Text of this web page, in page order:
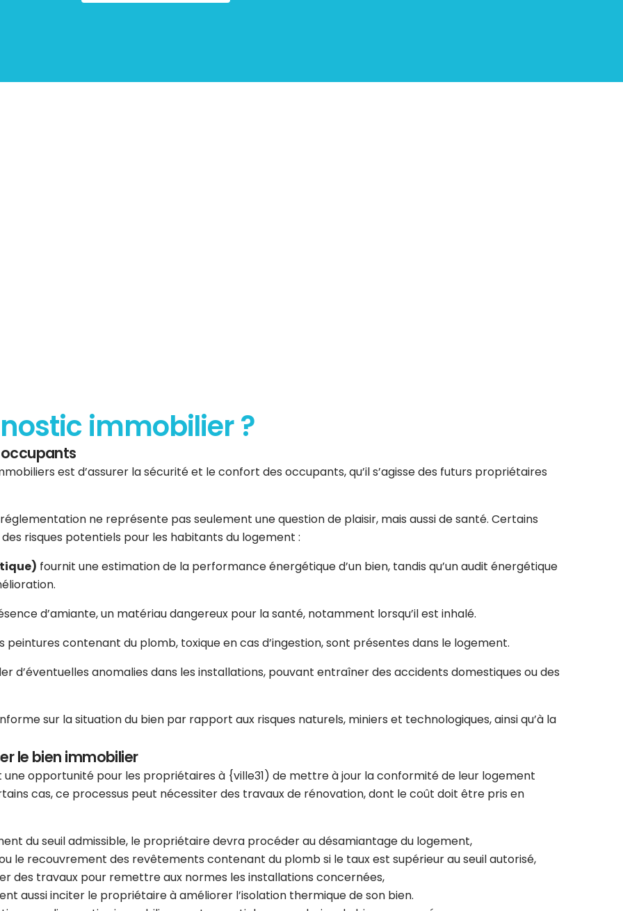
immobilier ?
est d’assurer la sécurité et le confort des occupants, qu’il s’agisse des futurs propriétaires
ne représente pas seulement une question de plaisir, mais aussi de santé. Certains
risques potentiels pour les habitants du logement :
fournit une estimation de la performance énergétique d’un bien, tandis qu’un audit énergétique
d’amiante, un matériau dangereux pour la santé, notamment lorsqu’il est inhalé.
peintures contenant du plomb, toxique en cas d’ingestion, sont présentes dans le logement.
d’éventuelles anomalies dans les installations, pouvant entraîner des accidents domestiques ou des
sur la situation du bien par rapport aux risques naturels, miniers et technologiques, ainsi qu’à la
le bien immobilier
opportunité pour les propriétaires à {ville31) de mettre à jour la conformité de leur logement
cas, ce processus peut nécessiter des travaux de rénovation, dont le coût doit être pris en
du seuil admissible, le propriétaire devra procéder au désamiantage du logement,
le recouvrement des revêtements contenant du plomb si le taux est supérieur au seuil autorisé,
des travaux pour remettre aux normes les installations concernées,
aussi inciter le propriétaire à améliorer l’isolation thermique de son bien.